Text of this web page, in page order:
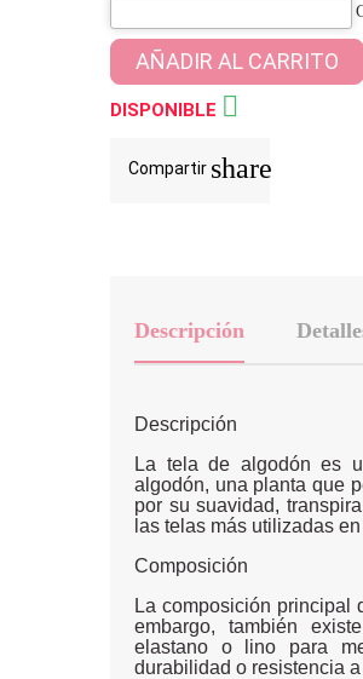
AÑADIR AL CARRITO
DISPONIBLE 
Compartir share
Descripción
Descripción
La tela de algodón es
algodón, una planta que
por su suavidad,
las telas más utilizadas
Composición
La composición principal
embargo, también
elastano o lino para
durabilidad o resistencia